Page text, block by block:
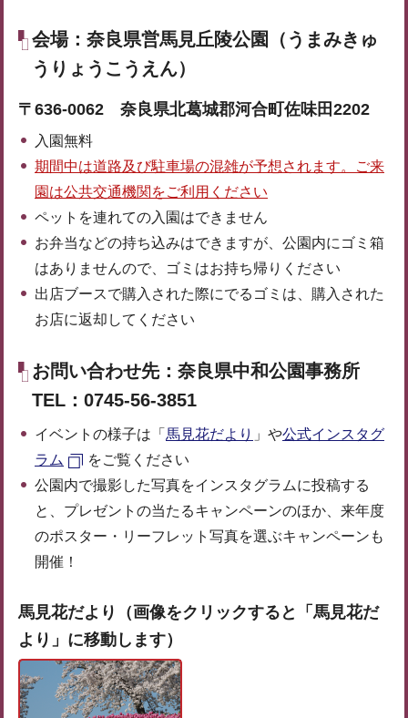
会場：奈良県営馬見丘陵公園（うまみきゅ
うりょうこうえん）
〒636-0062 奈良県北葛城郡河合町佐味田2202
入園無料
期間中は道路及び駐車場の混雑が予想されます。ご来
園は公共交通機関をご利用ください
ペットを連れての入園はできません
お弁当などの持ち込みはできますが、公園内にゴミ箱
はありませんので、ゴミはお持ち帰りください
出店ブースで購入された際にでるゴミは、購入された
お店に返却してください
お問い合わせ先：奈良県中和公園事務所
TEL：0745-56-3851
イベントの様子は「 馬見花だより 」や公式インスタグ
ラム
をご覧ください
公園内で撮影した写真をインスタグラムに投稿する
と、プレゼントの当たるキャンペーンのほか、来年度
のポスター・リーフレット写真を選ぶキャンペーンも
開催！
馬見花だより（画像をクリックすると「馬見花だ
より」に移動します）